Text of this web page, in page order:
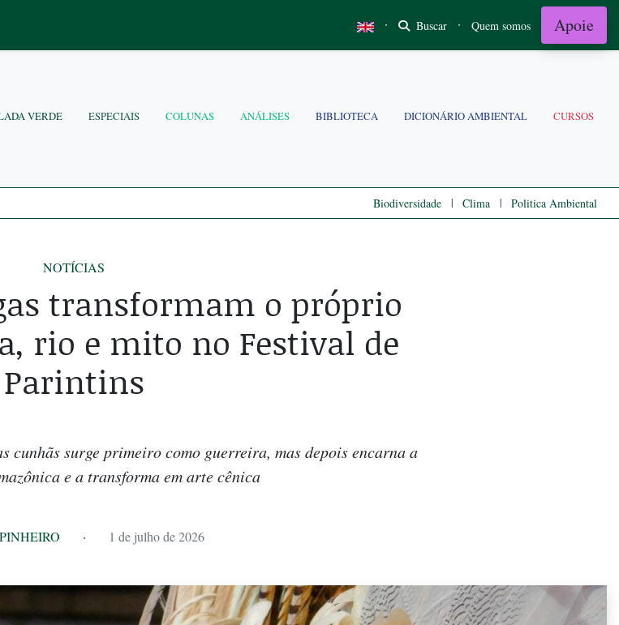
· Buscar · Quem somos Apoie
VERDE ESPECIAIS COLUNAS ANÁLISES BIBLIOTECA DICIONÁRIO AMBIENTAL CURSOS
Biodiversidade | Clima | Politica Ambiental
NOTÍCIAS
transformam o próprio
rio e mito no Festival de
Parintins
cunhãs surge primeiro como guerreira, mas depois encarna a
e a transforma em arte cênica
· 1 de julho de 2026